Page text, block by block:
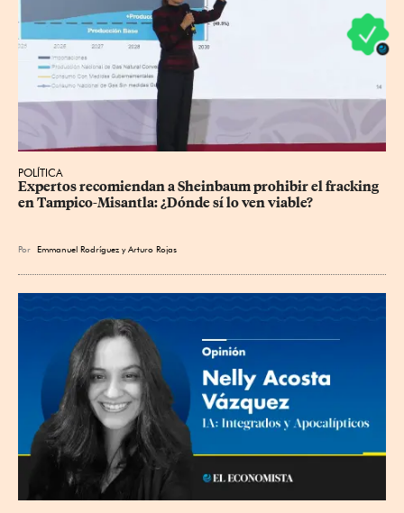
POLÍTICA
Expertos recomiendan a Sheinbaum prohibir el fracking
en Tampico-Misantla: ¿Dónde sí lo ven viable?
Por Emmanuel Rodríguez yArturo Rojas